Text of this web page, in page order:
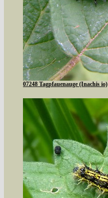
07248 Tagpfauenauge (Inachis io)